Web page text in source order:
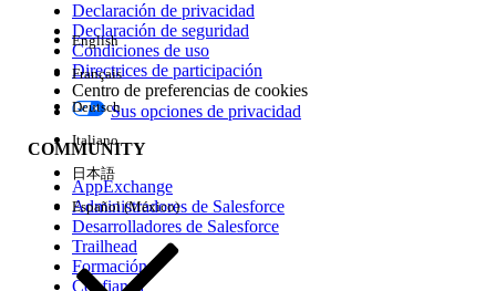
Edición
Experiencia
Declaración de privacidad
Declaración de seguridad
Condiciones de uso
Directrices de participación
Centro de preferencias de cookies
Sus opciones de privacidad
COMMUNITY
AppExchange
Administradores de Salesforce
Desarrolladores de Salesforce
Trailhead
Formación
Confianza
English
Français
Deutsch
Italiano
日本語
Español (México)